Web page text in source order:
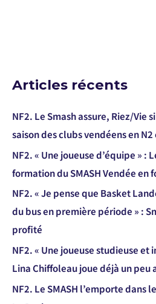
Articles récents
NF2. Le Smash assure, Riez/Vie
saison des clubs vendéens en
NF2. « Une joueuse d’équipe » :
formation du SMASH Vendée en
NF2. « Je pense que Basket
du bus en première période » :
profité
NF2. « Une joueuse studieuse et
Lina Chiffoleau joue déjà un peu
NF2. Le SMASH l’emporte dans